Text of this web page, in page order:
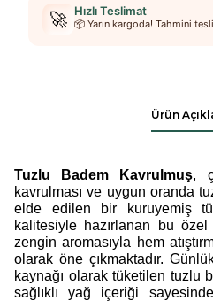
🚀 Hızlı Teslimat
📦 Yarın kargoda! Tahmini
Ürün
Tuzlu Badem Kavrulmuş,
kavrulması ve uygun oranda
elde edilen bir kuruyemiş
kalitesiyle hazırlanan bu
zengin aromasıyla hem
olarak öne çıkmaktadır.
kaynağı olarak tüketilen tuzlu
sağlıklı yağ içeriği